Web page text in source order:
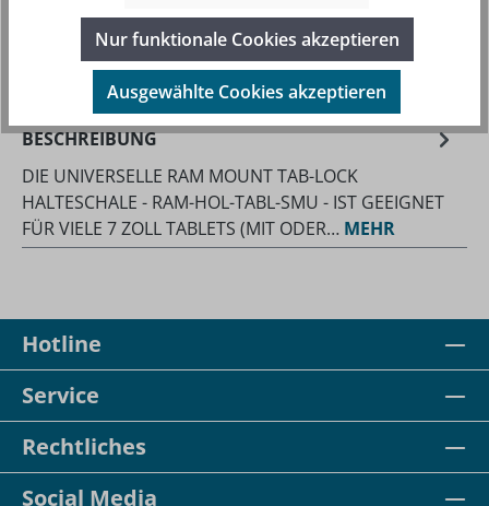
BESCHREIBUNG
DIE UNIVERSELLE RAM MOUNT TAB-LOCK
HALTESCHALE - RAM-HOL-TABL-SMU - IST GEEIGNET
FÜR VIELE 7 ZOLL TABLETS (MIT ODER… MEHR
Hotline
Service
Rechtliches
Social Media
Nur funktionale Cookies akzeptieren
Ausgewählte Cookies akzeptieren